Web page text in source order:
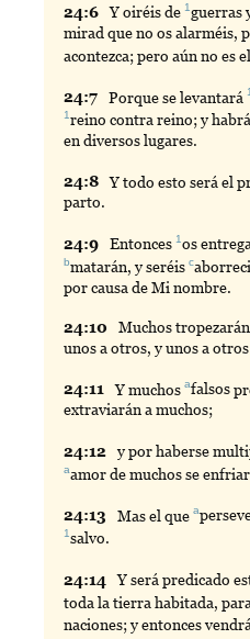
24:6 Yoiréis de1guerras
mirad que no os alarméis,
acontezca; pero aún no es
24:7 Porquese levantará
1reino contra reino; y
en diversos lugares.
24:8 Ytodo esto será el
parto.
24:9 Entonces 1os
bmatarán, y seréisc
por causa de Mi nombre.
24:10 Muchos
unos a otros, y unos a
24:11 Ymuchosafalsos
extraviarán a muchos;
24:12 ypor haberse
aamorde muchos se
24:13 Masel quea
1salvo.
24:14 Yserá predicado
toda la tierra habitada,
naciones; y entonces